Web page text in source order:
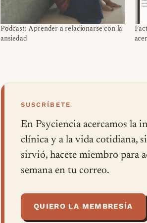
Podcast: Aprender a relacionarse con la
ansiedad
SUSCRÍBETE
En Psyciencia acercamos la
clínica y a la vida cotidiana,
sirvió, hacete miembro para
semana en tu correo.
QUIERO LA MEMBRESÍA